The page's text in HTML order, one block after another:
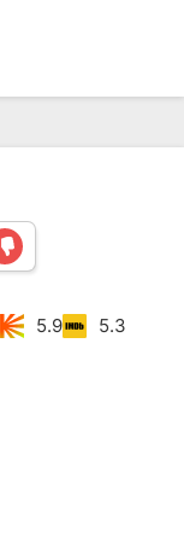
5.9 5.3